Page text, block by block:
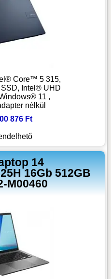
Core™ 5 315,
Intel® UHD
11 ,
nélkül
876 Ft
14
16Gb 512GB
M00460